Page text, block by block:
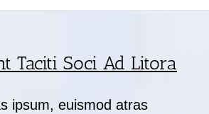
Taciti Soci Ad Litora
ipsum, euismod atras